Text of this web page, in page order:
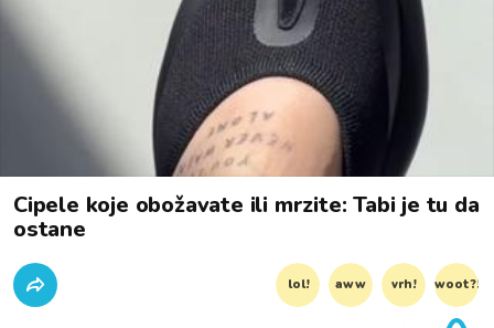
Cipele koje obožavate ili mrzite: Tabi je tu da
ostane
lol! aww vrh! woot?!